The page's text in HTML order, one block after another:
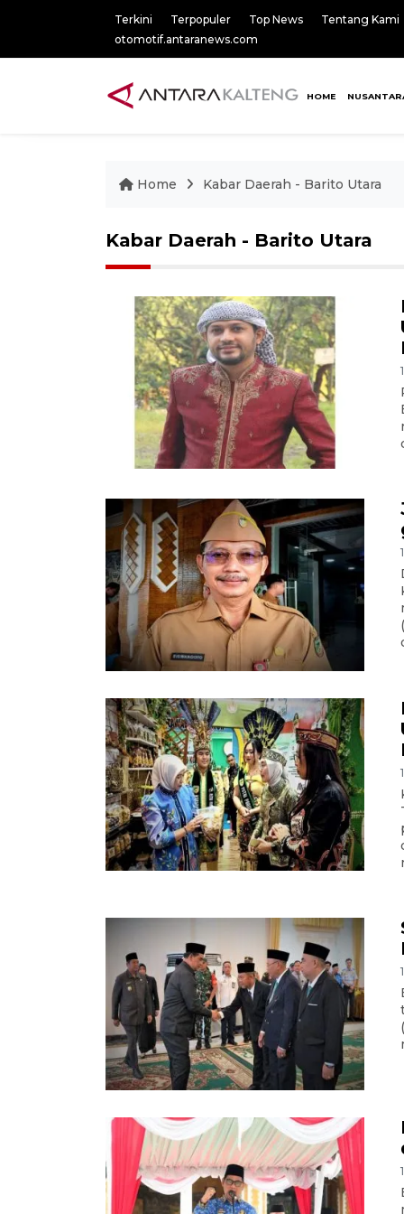
Terkini Terpopuler Top News
Tentang Kami
otomotif.antaranews.com
HOME
Home Kabar Daerah - Barito Utara
Kabar Daerah - Barito Utara